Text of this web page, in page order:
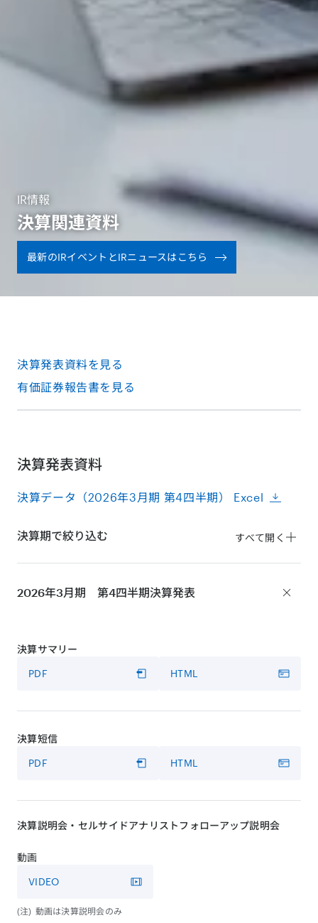
IR情報
決算関連資料
最新のIRイベントとIRニュースはこちら
決算発表資料を見る
有価証券報告書を見る
決算発表資料
決算データ（2026年3月期 第4四半期） Excel
決算期で絞り込む すべて開く
2026年3月期 第4四半期決算発表
決算サマリー
PDF HTML
決算短信
PDF HTML
決算説明会・セルサイドアナリストフォローアップ説明会
動画
VIDEO
動画は決算説明会のみ